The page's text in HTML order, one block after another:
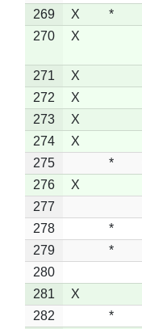
269
X *
270
X
271 X
272
X
273
X
274
X
275
*
276
X
277
278
*
279
*
280
281
X
282
*